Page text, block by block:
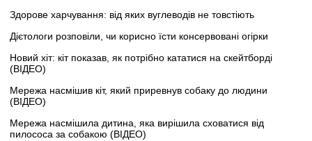
Здорове харчування: від яких вуглеводів не товстіють
Дієтологи розповіли, чи корисно їсти консервовані огірки
Новий хіт: кіт показав, як потрібно кататися на скейтборді
(ВІДЕО)
Мережа насмішив кіт, який приревнув собаку до людини
(ВІДЕО)
Мережа насмішила дитина, яка вирішила сховатися від
пилососа за собакою (ВІДЕО)